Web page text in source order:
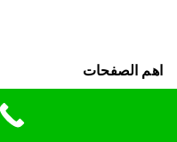
اهم الصفحات